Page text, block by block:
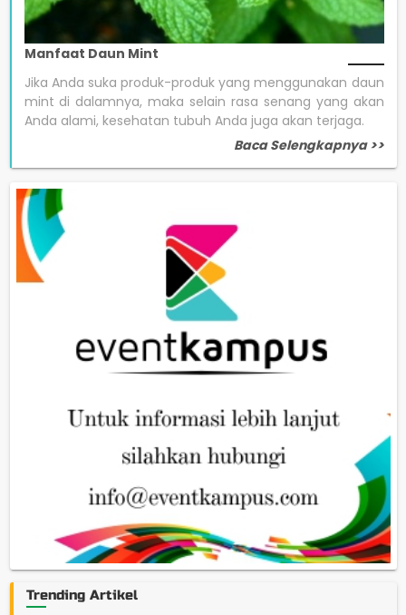
Manfaat Daun Mint
Jika Anda suka produk-produk yang menggunakan daun
mint di dalamnya, maka selain rasa senang yang akan
Anda alami, kesehatan tubuh Anda juga akan terjaga.
Baca Selengkapnya >>
Trending Artikel